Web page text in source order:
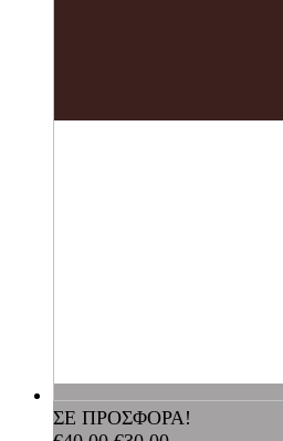
ΣΕ ΠΡΟΣΦΟΡΑ!